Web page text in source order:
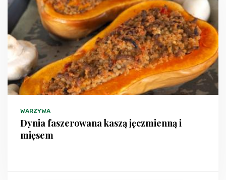
WARZYWA
Dynia faszerowana kaszą jęczmienną i
mięsem